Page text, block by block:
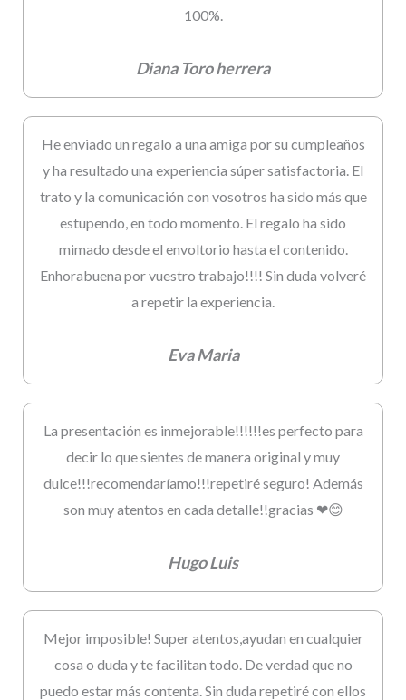
100%.
Diana Toro herrera
He enviado un regalo a una amiga por su cumpleaños
y ha resultado una experiencia súper satisfactoria. El
trato y la comunicación con vosotros ha sido más que
estupendo, en todo momento. El regalo ha sido
mimado desde el envoltorio hasta el contenido.
Enhorabuena por vuestro trabajo!!!! Sin duda volveré
a repetir la experiencia.
Eva Maria
La presentación es inmejorable!!!!!!es perfecto para
decir lo que sientes de manera original y muy
dulce!!!recomendaríamo!!!repetiré seguro! Además
son muy atentos en cada detalle!!gracias ❤😊
Hugo Luis
Mejor imposible! Super atentos,ayudan en cualquier
cosa o duda y te facilitan todo. De verdad que no
puedo estar más contenta. Sin duda repetiré con ellos